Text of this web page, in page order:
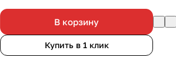
В корзину
Купить в 1 клик